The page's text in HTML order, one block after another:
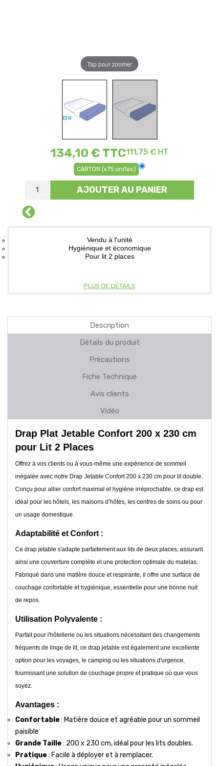
Tap pour zoomer
134,10 € TTC111,75 € HT
CARTON (x75 unités)
AJOUTER AU PANIER
Vendu à l'unité
Hygiénique et économique
Pour lit 2 places
PLUS DE DÉTAILS
Description
Détails du produit
Précautions
Fiche Technique
Avis clients
Vidéo
Drap Plat Jetable Confort 200 x 230 cm
pour Lit 2 Places
Offrez à vos clients ou à vous-même une expérience de sommeil
inégalée avec notre Drap Jetable Confort 200 x 230 cm pour lit double.
Conçu pour allier confort maximal et hygiène irréprochable, ce drap est
idéal pour les hôtels, les maisons d’hôtes, les centres de soins ou pour
un usage domestique.
Adaptabilité et Confort :
Ce drap jetable s'adapte parfaitement aux lits de deux places, assurant
ainsi une couverture complète et une protection optimale du matelas.
Fabriqué dans une matière douce et respirante, il offre une surface de
couchage confortable et hygiénique, essentielle pour une bonne nuit
de repos.
Utilisation Polyvalente :
Parfait pour l'hôtellerie ou les situations nécessitant des changements
fréquents de linge de lit, ce drap jetable est également une excellente
option pour les voyages, le camping ou les situations d'urgence,
fournissant une solution de couchage propre et pratique où que vous
soyez.
Avantages :
Confortable: Matière douce et agréable pour un sommeil
paisible
Grande Taille: 200 x 230 cm, idéal pour les lits doubles.
Pratique: Facile à déployer et à remplacer.